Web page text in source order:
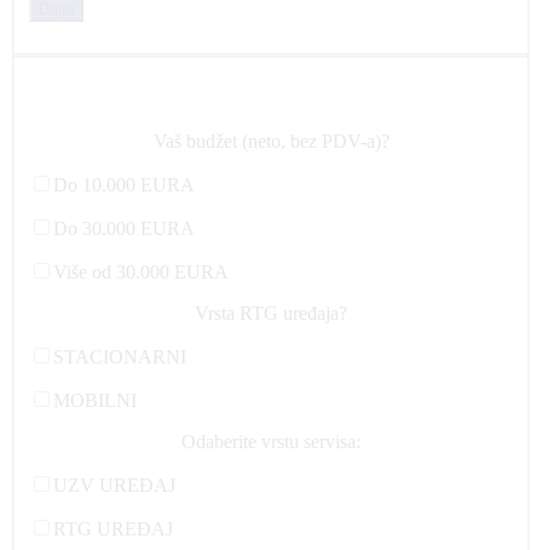
Vaš budžet (neto, bez PDV-a)?
Do 10.000 EURA
Do 30.000 EURA
Više od 30.000 EURA
Vrsta RTG uređaja?
STACIONARNI
MOBILNI
Odaberite vrstu servisa:
UZV UREĐAJ
RTG UREĐAJ